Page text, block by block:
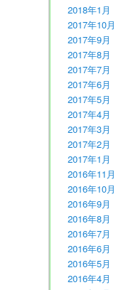
2018年1月
2017年10月
2017年9月
2017年8月
2017年7月
2017年6月
2017年5月
2017年4月
2017年3月
2017年2月
2017年1月
2016年11月
2016年10月
2016年9月
2016年8月
2016年7月
2016年6月
2016年5月
2016年4月